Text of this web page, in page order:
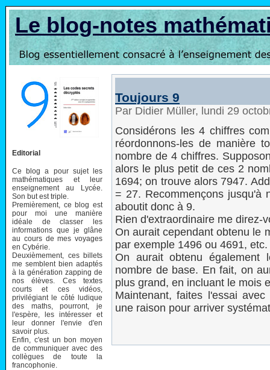
Le blog-notes
Editorial
Ce blog a pour sujet les
mathématiques et leur
enseignement au Lycée.
Son but est triple.
Premièrement, ce blog est
pour moi une manière
idéale de classer les
informations que je glâne
au cours de mes voyages
en Cybérie.
Deuxièmement, ces billets
me semblent bien adaptés
à la génération zapping de
nos élèves. Ces textes
courts et ces vidéos,
privilégiant le côté ludique
des maths, pourront, je
l'espère, les intéresser et
leur donner l'envie d'en
savoir plus.
Enfin, c'est un bon moyen
de communiquer avec des
collègues de toute la
francophonie.
Toujours 9
Par Didier Müller, lundi 29
Considérons les 4 chiffres
réordonnons-les de manière
nombre de 4 chiffres.
alors le plus petit de ces 2
1694; on trouve alors 7947.
= 27. Recommençons jusqu'à
aboutit donc à 9.
Rien d'extraordinaire me direz-
On aurait cependant obtenu le
par exemple 1496 ou 4691, etc.
On aurait obtenu également
nombre de base. En fait, on
plus grand, en incluant le mois
Maintenant, faites l'essai
une raison pour arriver